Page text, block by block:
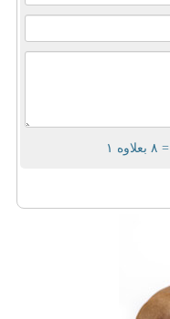
= ۸ بعلاوه ۱